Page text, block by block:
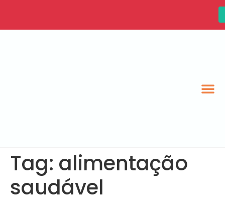
Tag: alimentação
saudável